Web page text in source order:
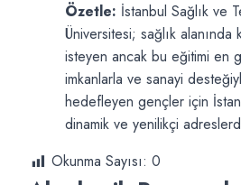
Özetle: İstanbul Sağlık ve
Üniversitesi; sağlık alanında
isteyen ancak bu eğitimi en
imkanlarla ve sanayi
hedefleyen gençler için
dinamik ve yenilikçi
Okunma Sayısı: 0